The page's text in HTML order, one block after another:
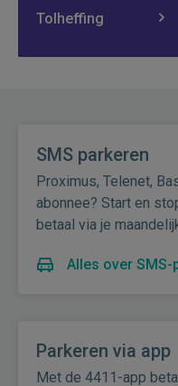
Tolheffing
SMS parkeren
Proximus, Telenet,
abonnee? Start en
betaal via je
Alles over SMS-
Parkeren via app
Met de 4411-app